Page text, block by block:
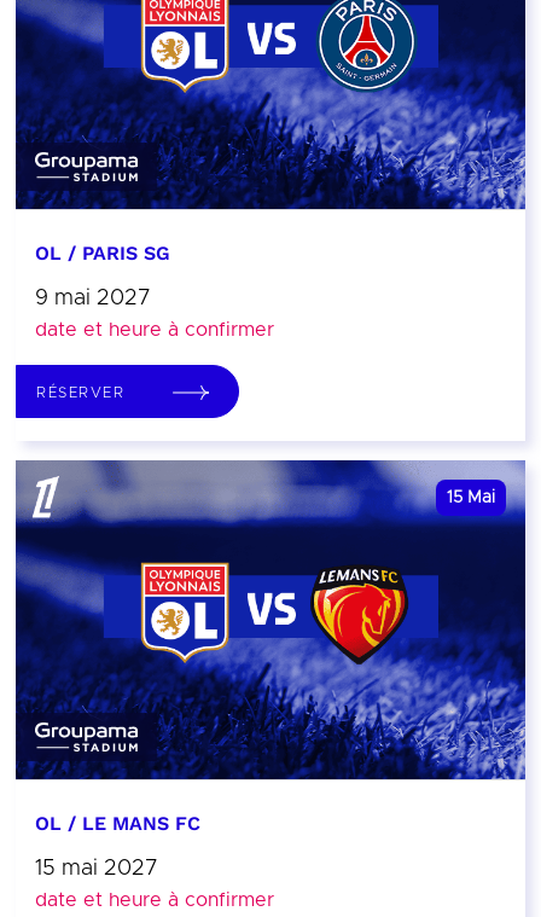
OL / PARIS SG
9 mai 2027
date et heure à confirmer
RÉSERVER
15 Mai
OL / LE MANS FC
15 mai 2027
date et heure à confirmer